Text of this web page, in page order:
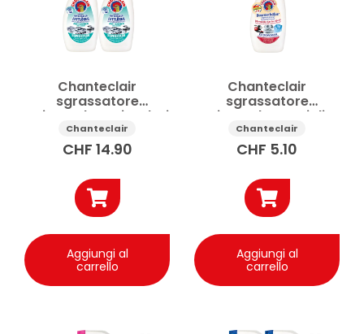
Chanteclair
sgrassatore
universale Anti-Odori
spray 2x750ml
Chanteclair
CHF 14.90
Aggiungi al
carrello
Chanteclair
sgrassatore
universale Marsiglia
spray 800ml
Chanteclair
CHF 5.10
Aggiungi al
carrello